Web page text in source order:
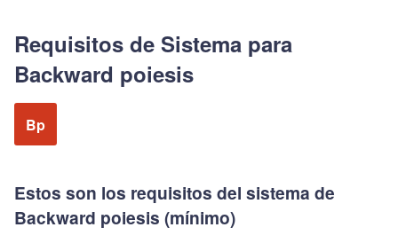
Requisitos de Sistema para
Backward poiesis
Bp
Estos son los requisitos del sistema de
Backward poiesis (mínimo)